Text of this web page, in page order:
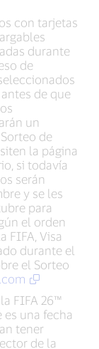
con tarjetas
durante
de
de que
un
de
la página
si todavía
serán
y se les
para
el orden
FIFA, Visa
durante el
el Sorteo
FIFA 26™
una fecha
tener
de la